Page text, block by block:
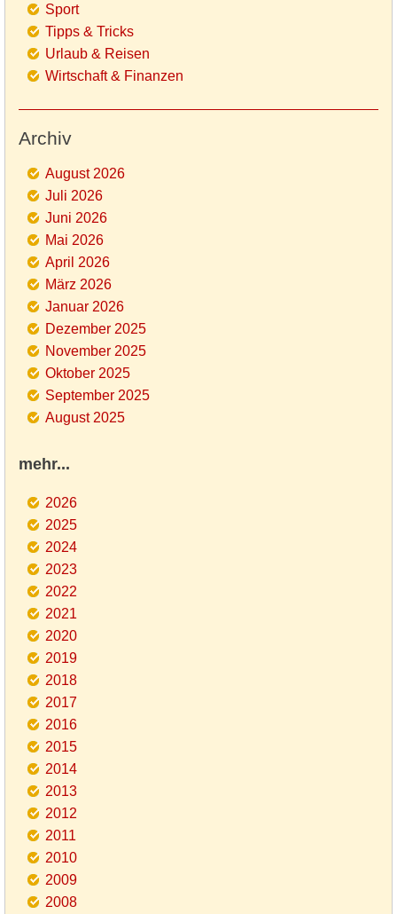
Sport
Tipps & Tricks
Urlaub & Reisen
Wirtschaft & Finanzen
Archiv
August 2026
Juli 2026
Juni 2026
Mai 2026
April 2026
März 2026
Januar 2026
Dezember 2025
November 2025
Oktober 2025
September 2025
August 2025
mehr...
2026
2025
2024
2023
2022
2021
2020
2019
2018
2017
2016
2015
2014
2013
2012
2011
2010
2009
2008